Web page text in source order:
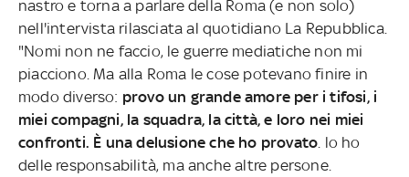
nastro e torna a parlare della Roma (e non solo)
nell'intervista rilasciata al quotidiano La Repubblica.
"Nomi non ne faccio, le guerre mediatiche non mi
piacciono. Ma alla Roma le cose potevano finire in
modo diverso: provo un grande amore per i tifosi, i
miei compagni, la squadra, la città, e loro nei miei
confronti. È una delusione che ho provato . lo ho
delle responsabilità, ma anche altre persone.